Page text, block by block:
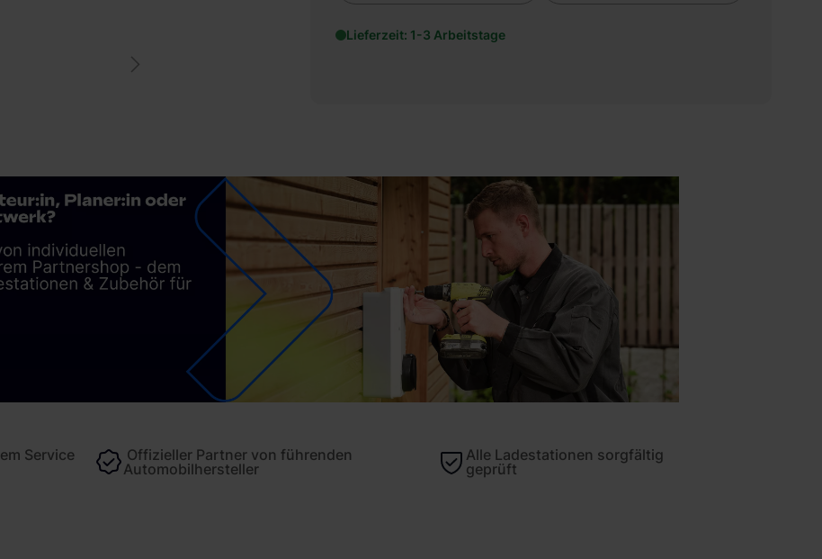
Lieferzeit: 1-3 Arbeitstage
Service
Offizieller Partner von führenden
Automobilhersteller
Alle Ladestationen sorgfältig
geprüft